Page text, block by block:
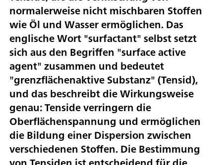
normalerweise nicht mischbaren Stoffen
wie Öl und Wasser ermöglichen. Das
englische Wort "surfactant" selbst setzt
sich aus den Begriffen "surface active
agent" zusammen und bedeutet
"grenzflächenaktive Substanz" (Tensid),
und das beschreibt die Wirkungsweise
genau: Tenside verringern die
Oberflächenspannung und ermöglichen
die Bildung einer Dispersion zwischen
verschiedenen Stoffen. Die Bestimmung